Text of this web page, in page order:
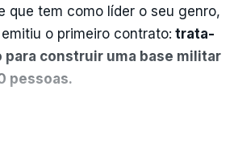
que tem como líder o seu genro,
o primeiro contrato: trata-
para construir uma base militar
pessoas.